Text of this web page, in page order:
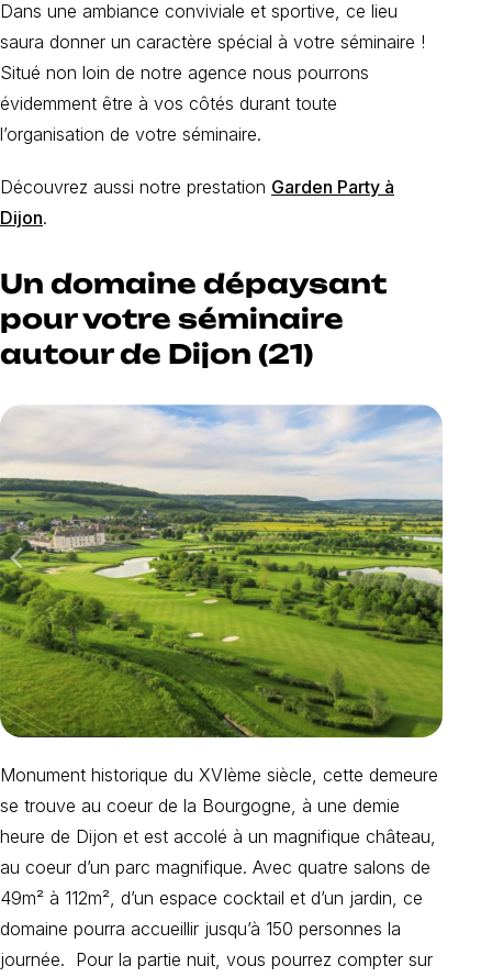
Dans une ambiance conviviale et sportive, ce lieu
saura donner un caractère spécial à votre séminaire !
Situé non loin de notre agence nous pourrons
évidemment être à vos côtés durant toute
l’organisation de votre séminaire.
Découvrez aussi notre prestation Garden Party à
Dijon.
Un domaine dépaysant
pour votre séminaire
autour de Dijon (21)
Monument historique du XVIème siècle, cette demeure
se trouve au coeur de la Bourgogne, à une demie
heure de Dijon et est accolé à un magnifique château,
au coeur d’un parc magnifique. Avec quatre salons de
49m² à 112m², d’un espace cocktail et d’un jardin, ce
domaine pourra accueillir jusqu’à 150 personnes la
journée. Pour la partie nuit, vous pourrez compter sur